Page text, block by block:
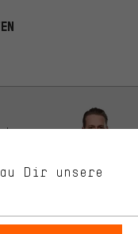
Dir unsere
genauer passende
uns, Deine Interessen
und Tipps zu
suchst und brauchst.
Webseite und
Mit Komfort-Cookies